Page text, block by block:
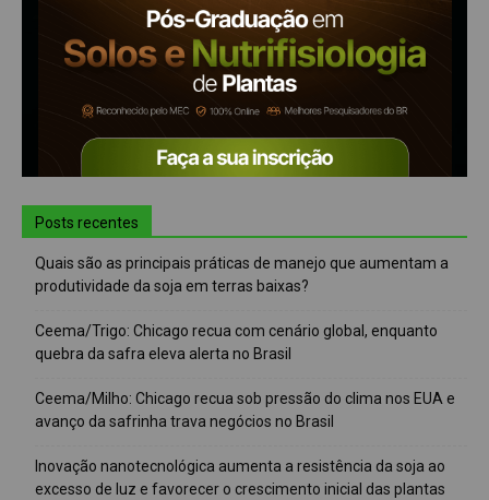
Posts recentes
Quais são as principais práticas de manejo que aumentam a
produtividade da soja em terras baixas?
Ceema/Trigo: Chicago recua com cenário global, enquanto
quebra da safra eleva alerta no Brasil
Ceema/Milho: Chicago recua sob pressão do clima nos EUA e
avanço da safrinha trava negócios no Brasil
Inovação nanotecnológica aumenta a resistência da soja ao
excesso de luz e favorecer o crescimento inicial das plantas